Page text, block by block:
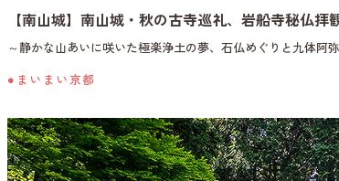
【南山城】南山城・秋の古寺巡礼、岩船寺秘仏拝
～静かな山あいに咲いた極楽浄土の夢、石仏めぐりと九体阿
●まいまい京都